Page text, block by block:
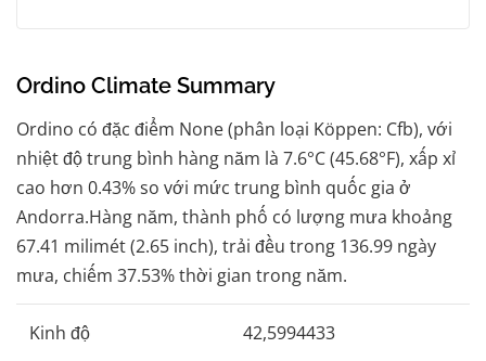
Ordino Climate Summary
Ordino có đặc điểm None (phân loại Köppen: Cfb), với
nhiệt độ trung bình hàng năm là 7.6°C (45.68°F), xấp xỉ
cao hơn 0.43% so với mức trung bình quốc gia ở
Andorra.Hàng năm, thành phố có lượng mưa khoảng
67.41 milimét (2.65 inch), trải đều trong 136.99 ngày
mưa, chiếm 37.53% thời gian trong năm.
Kinh độ 42,5994433